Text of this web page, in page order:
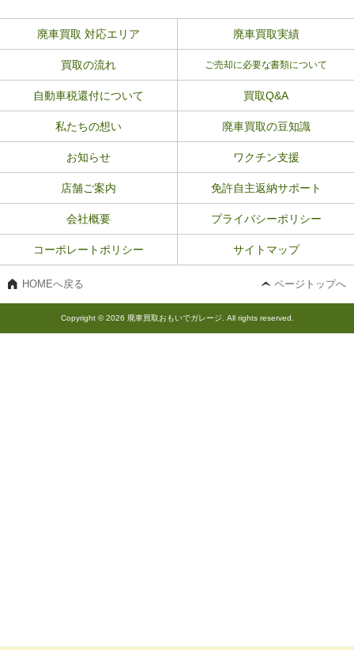
廃車買取 対応エリア 廃車買取実績
買取の流れ ご売却に必要な書類について
自動車税還付について 買取Q&A
私たちの想い 廃車買取の豆知識
お知らせ ワクチン支援
店舗ご案内 免許自主返納サポート
会社概要 プライバシーポリシー
コーポレートポリシー サイトマップ
HOMEへ戻る ページトップへ
Copyright © 2026 廃車買取おもいでガレージ. All rights reserved.